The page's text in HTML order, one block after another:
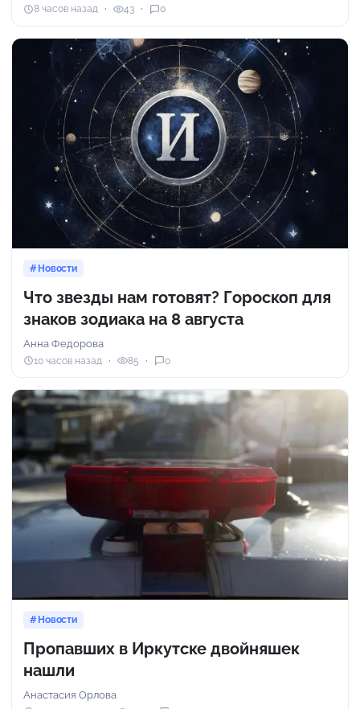
8 часов назад 43 0
Новости
Что звезды нам готовят? Гороскоп для
знаков зодиака на 8 августа
Анна Федорова
10 часов назад 85 0
Новости
Пропавших в Иркутске двойняшек
нашли
Анастасия Орлова